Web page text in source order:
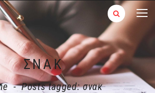
ΣΝΑΚ
- Posts tagged: σνακ